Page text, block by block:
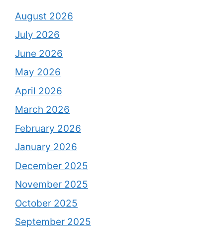
August 2026
July 2026
June 2026
May 2026
April 2026
March 2026
February 2026
January 2026
December 2025
November 2025
October 2025
September 2025